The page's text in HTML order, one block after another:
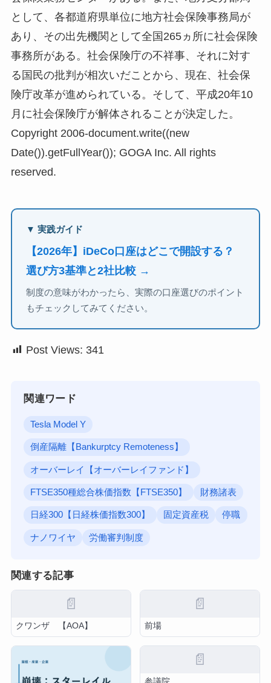
として、各都道府県単位に地方社会保険事務局が
あり、その出先機関として全国265ヵ所に社会保険
事務所がある。社会保険庁の不祥事、それに対す
る国民の批判が相次いだことから、現在、社会保
険庁改革が進められている。そして、平成20年10
月に社会保険庁が解体されることが決定した。
Copyright 2006-document.write((new
Date()).getFullYear()); GOGA Inc. All rights
reserved.
▼ 実践ガイド
【2026年】iDeCo口座はどこで開設する？
選び方3基準と2社比較 →
制度の意味がわかったら、実際の口座選びのポイント
もチェックしてみてください。
Post Views: 341
関連ワード
Tesla Model Y
倒産隔離【Bankurptcy Remoteness】
オーバーレイ【オーバーレイファンド】
FTSE350種総合株価指数【FTSE350】 財務諸表
日経300【日経株価指数300】 固定資産税 停職
ナノワイヤ 労働審判制度
関連する記事
📄
クワンザ 【AOA】
📄
前場
📄